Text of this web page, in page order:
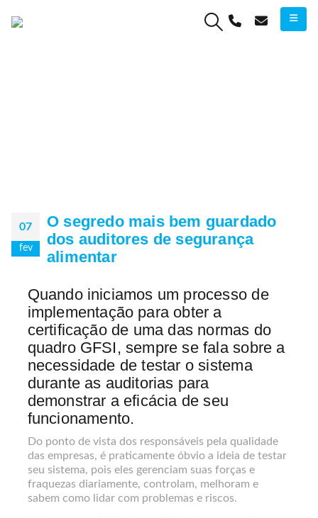
07
fev
O segredo mais bem guardado
dos auditores de segurança
alimentar
Quando iniciamos um processo de
implementação para obter a
certificação de uma das normas do
quadro GFSI, sempre se fala sobre a
necessidade de testar o sistema
durante as auditorias para
demonstrar a eficácia de seu
funcionamento.
Do ponto de vista dos responsáveis pela qualidade
das empresas, é praticamente óbvio a ideia de testar
seu sistema, pois eles gerenciam suas forças e
fraquezas diariamente, controlam, melhoram e
sabem como lidar com problemas e riscos.